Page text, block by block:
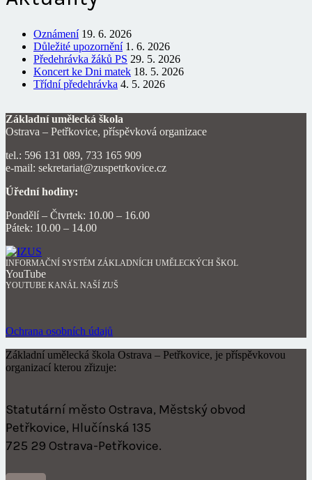
Oznámení 19. 6. 2026
Důležité upozornění 1. 6. 2026
Předehrávka žáků PS 29. 5. 2026
Koncert ke Dni matek 18. 5. 2026
Třídní předehrávka 4. 5. 2026
Základní umělecká škola
Ostrava – Petřkovice, příspěvková organizace
tel.: 596 131 089, 733 165 909
e-mail: sekretariat@zuspetrkovice.cz
Úřední hodiny:
Pondělí – Čtvrtek: 10.00 – 16.00
Pátek: 10.00 – 14.00
INFORMAČNÍ SYSTÉM ZÁKLADNÍCH UMĚLECKÝCH ŠKOL
YouTube
YOUTUBE KANÁL NAŠÍ ZUŠ
Ochrana osobních údajů
Základní umělecká škola Ostrava – Petřkovice, je příspěvkovou
organizací kterou zřizuje:
Statutární město Ostrava, Městský obvod
Petřkovice, Hlučínská 135
725 29 Ostrava-Petřkovice.